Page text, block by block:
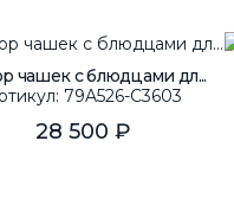
чашек с блюдцами дл...
79A526-C3603
28 500 ₽